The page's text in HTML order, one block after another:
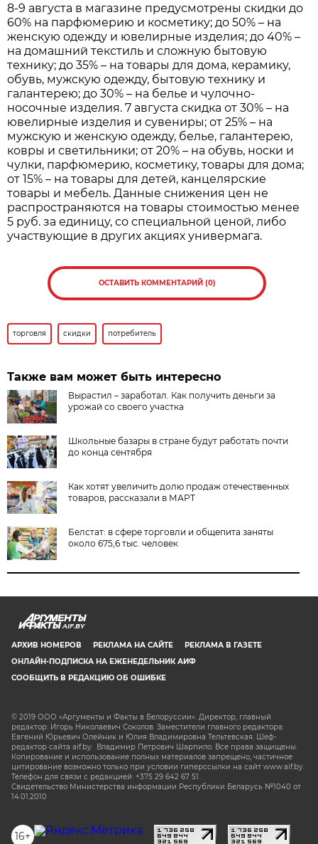
8-9 августа в магазине предусмотрены скидки до
60% на парфюмерию и косметику; до 50% – на
женскую одежду и ювелирные изделия; до 40% –
на домашний текстиль и сложную бытовую
технику; до 35% – на товары для дома, керамику,
обувь, мужскую одежду, бытовую технику и
галантерею; до 30% – на белье и чулочно-
носочные изделия. 7 августа скидка от 30% – на
ювелирные изделия и сувениры; от 25% – на
мужскую и женскую одежду, белье, галантерею,
ковры и светильники; от 20% – на обувь, носки и
чулки, парфюмерию, косметику, товары для дома;
от 15% – на товары для детей, канцелярские
товары и мебель. Данные снижения цен не
распространяются на товары стоимостью менее
5 руб. за единицу, со специальной ценой, либо
участвующие в других акциях универмага.
ОСТАВИТЬ КОММЕНТАРИЙ (0)
торговля скидки потребитель
Также вам может быть интересно
Вырастил – заработал. Как получить деньги за
урожай со своего участка
Школьные базары в стране будут работать почти
до конца сентября
Как хотят увеличить долю продаж отечественных
товаров, рассказали в МАРТ
Белстат: в сфере торговли и общепита заняты
около 675,6 тыс. человек
AIF.BY
АРХИВ НОМЕРОВ РЕКЛАМА НА САЙТЕ
РЕКЛАМА В ГАЗЕТЕ
ОНЛАЙН-ПОДПИСКА НА ЕЖЕНЕДЕЛЬНИК АИФ
СООБЩИТЬ В РЕДАКЦИЮ ОБ ОШИБКЕ
© 2019 ООО «Аргументы и Факты в Белоруссии». Директор, главный
редактор: Игорь Николаевич Соколов. Заместители главного редактора:
Евгений Юрьевич Олейник и Юлия Владимировна Тельтевская. Шеф-
редактор сайта aif.by: Владимир Петрович Шарпило. Все права защищены.
Копирование и использование полных материалов запрещено, частичное
цитирование возможно только при условии гиперссылки на сайт www.aif.by.
Телефон для связи с редакцией: +375 29 642 67 51.
Свидетельство Министерства информации Республики Беларусь №1040 от
14.01.2010
16+